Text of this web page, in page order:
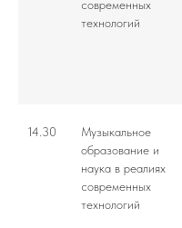
современных
технологий
14.30
Музыкальное
образование и
наука в реалиях
современных
технологий